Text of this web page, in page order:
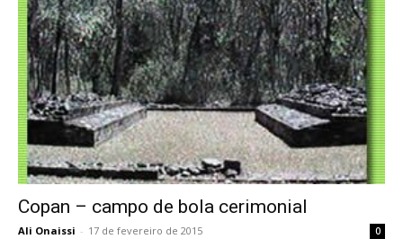
Copan – campo de bola cerimonial
Ali Onaissi - 17 de fevereiro de 2015 0